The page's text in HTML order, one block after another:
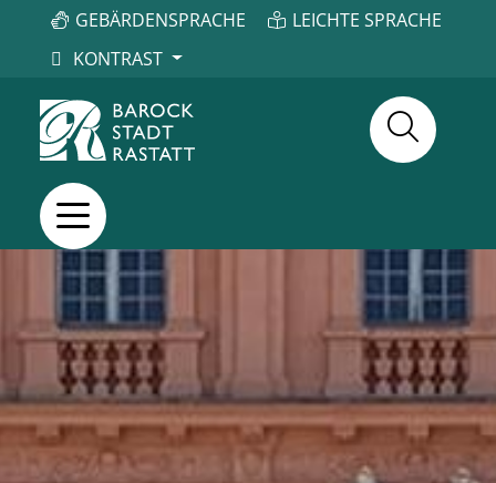
GEBÄRDENSPRACHE
LEICHTE SPRACHE
KONTRAST